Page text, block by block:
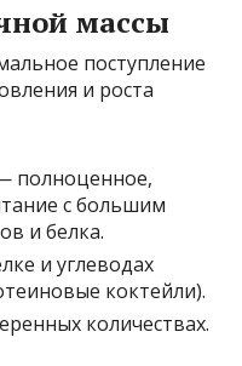
массы
поступление
и роста
полноценное,
с большим
и белка.
и углеводах
коктейли).
количествах.